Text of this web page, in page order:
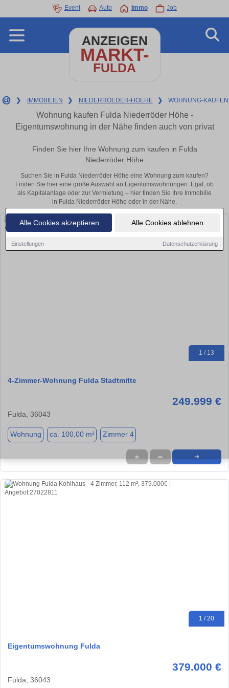
Alle Cookies akzeptieren Alle Cookies ablehnen
Einstellungen Datenschutzerklärung
Event Auto Immo Job
ANZEIGEN
MARKT-
FULDA
❯ IMMOBILIEN ❯ NIEDERROEDER-HOEHE ❯ WOHNUNG-KAUFEN
Wohnung kaufen Fulda Niederröder Höhe -
Eigentumswohnung in der Nähe finden auch von privat
Finden Sie hier Ihre Wohnung zum kaufen in Fulda
Niederröder Höhe
Suchen Sie in Fulda Niederröder Höhe eine Wohnung zum kaufen?
Finden Sie hier eine große Auswahl an Eigentumswohnungen. Egal, ob
als Kapitalanlage oder zur Vermietung – hier finden Sie Ihre Immobilie
in Fulda Niederröder Höhe oder in der Nähe.
1 / 13
4-Zimmer-Wohnung Fulda Stadtmitte
249.999 €
Fulda, 36043
Wohnung ca. 100,00 m² Zimmer 4
★ ➦ ➜
1 / 20
Eigentumswohnung Fulda
379.000 €
Fulda, 36043